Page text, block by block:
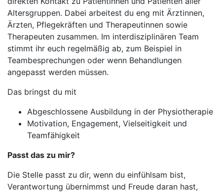
Altersgruppen. Dabei arbeitest du eng mit Ärztinnen,
Ärzten, Pflegekräften und Therapeutinnen sowie
Therapeuten zusammen. Im interdisziplinären Team
stimmt ihr euch regelmäßig ab, zum Beispiel in
Teambesprechungen oder wenn Behandlungen
angepasst werden müssen.
Das bringst du mit
Abgeschlossene Ausbildung in der Physiotherapie
Motivation, Engagement, Vielseitigkeit und
Teamfähigkeit
Passt das zu mir?
Die Stelle passt zu dir, wenn du einfühlsam bist,
Verantwortung übernimmst und Freude daran hast,